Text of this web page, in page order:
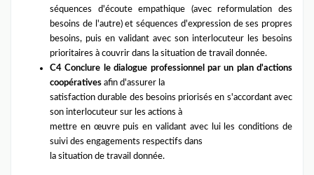
séquences d'écoute empathique (avec reformulation des
besoins de l'autre) et séquences d'expression de ses propres
besoins, puis en validant avec son interlocuteur les besoins
prioritaires à couvrir dans la situation de travail donnée.
C4 Conclure le dialogue professionnel par un plan d'actions
coopératives afin d'assurer la
satisfaction durable des besoins priorisés en s'accordant avec
son interlocuteur sur les actions à
mettre en œuvre puis en validant avec lui les conditions de
suivi des engagements respectifs dans
la situation de travail donnée.